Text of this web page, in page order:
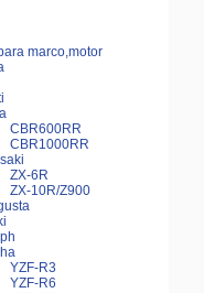
marco,motor
CBR600RR
CBR1000RR
ZX-6R
ZX-10R/Z900
YZF-R3
YZF-R6